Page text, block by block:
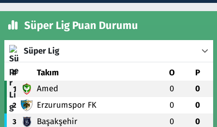
Süper Lig Puan Durumu
Süper Lig
# Takım O P
1 Amed 0 0
2 Erzurumspor FK 0 0
3 Başakşehir 0 0